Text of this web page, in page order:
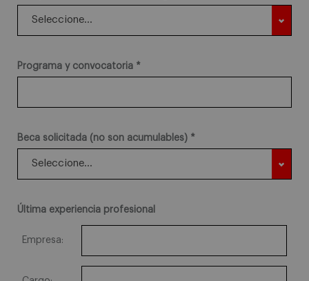
Programa y convocatoria *
Beca solicitada (no son acumulables) *
Última experiencia profesional
Empresa: